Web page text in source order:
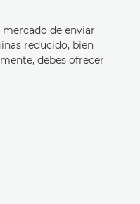
mercado de enviar
reducido, bien
debes ofrecer